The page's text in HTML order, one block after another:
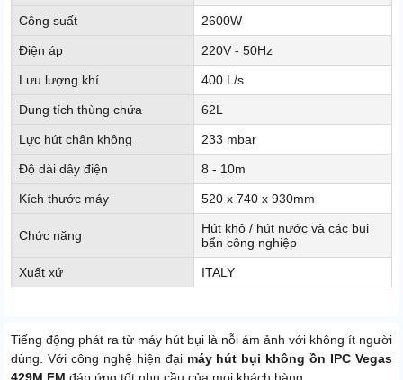
Công suất 2600W
Điện áp 220V - 50Hz
Lưu lượng khí 400 L/s
Dung tích thùng chứa 62L
Lực hút chân không 233 mbar
Độ dài dây điện 8 - 10m
Kích thước máy 520 x 740 x 930mm
Chức năng
Hút khô / hút nước và các bụi
bẩn công nghiệp
Xuất xứ ITALY
Tiếng động phát ra từ máy hút bụi là nỗi ám ảnh với không ít người
dùng. Với công nghệ hiện đại máy hút bụi không ồn IPC Vegas